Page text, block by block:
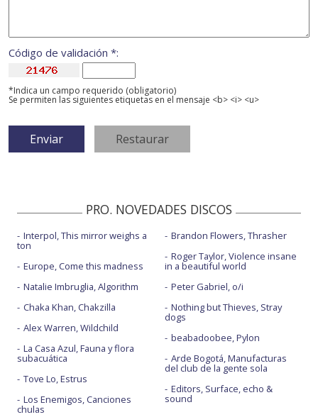
Código de validación *:
*Indica un campo requerido (obligatorio)
Se permiten las siguientes etiquetas en el mensaje <b> <i> <u>
PRO. NOVEDADES DISCOS
Interpol, This mirror weighs a
ton
Europe, Come this madness
Natalie Imbruglia, Algorithm
Chaka Khan, Chakzilla
Alex Warren, Wildchild
La Casa Azul, Fauna y flora
subacuática
Tove Lo, Estrus
Los Enemigos, Canciones
chulas
Brandon Flowers, Thrasher
Roger Taylor, Violence insane
in a beautiful world
Peter Gabriel, o/i
Nothing but Thieves, Stray
dogs
beabadoobee, Pylon
Arde Bogotá, Manufacturas
del club de la gente sola
Editors, Surface, echo &
sound